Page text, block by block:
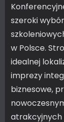
szeroki
w Polsce.
idealnej
imprezy
biznesowe,
atrakcyjnych